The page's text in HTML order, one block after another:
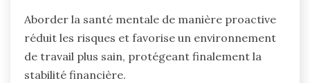
Aborder la santé mentale de manière proactive
réduit les risques et favorise un environnement
de travail plus sain, protégeant finalement la
stabilité financière.